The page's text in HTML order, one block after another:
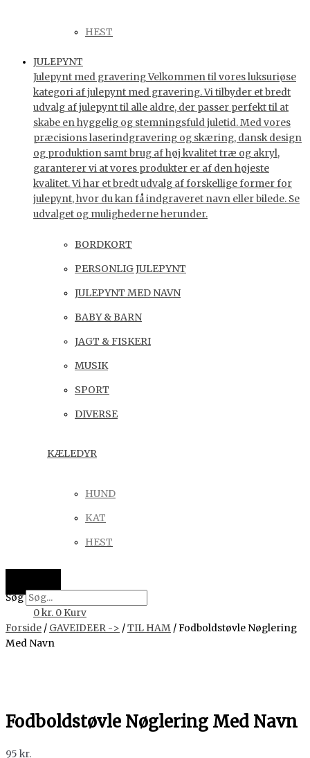
HEST
JULEPYNT
Julepynt med gravering Velkommen til vores luksuriøse
kategori af julepynt med gravering. Vi tilbyder et bredt
udvalg af julepynt til alle aldre, der passer perfekt til at
skabe en hyggelig og stemningsfuld juletid. Med vores
præcisions laserindgravering og skæring, dansk design
og produktion samt brug af høj kvalitet træ og akryl,
garanterer vi at vores produkter er af den højeste
kvalitet. Vi har et bredt udvalg af forskellige former for
julepynt, hvor du kan få indgraveret navn eller bilede. Se
udvalget og mulighederne herunder.
BORDKORT
PERSONLIG JULEPYNT
JULEPYNT MED NAVN
BABY & BARN
JAGT & FISKERI
MUSIK
SPORT
DIVERSE
KÆLEDYR
HUND
KAT
HEST
Søg
0kr. 0 Kurv
Forside / GAVEIDEER -> /TIL HAM / Fodboldstøvle Nøglering
Med Navn
Fodboldstøvle Nøglering Med Navn
95 kr.